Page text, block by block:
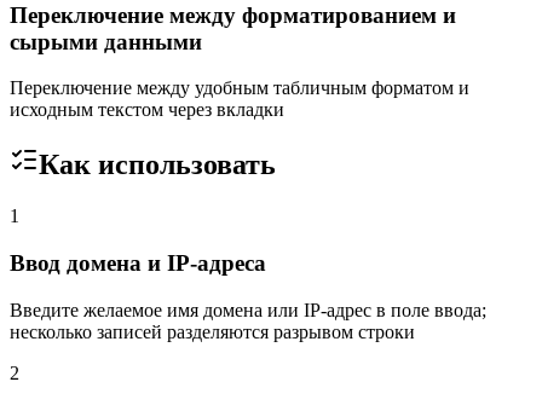
Переключение между форматированием и
сырыми данными
Переключение между удобным табличным форматом и
исходным текстом через вкладки
Как использовать
1
Ввод домена и IP-адреса
Введите желаемое имя домена или IP-адрес в поле ввода;
несколько записей разделяются разрывом строки
2